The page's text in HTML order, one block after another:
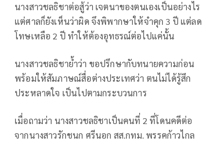
นางสาวชลธิชาต่อสู้ว่า เจตนาของตนเองเป็นอย่างไร
แต่ศาลก็ยังเห็นว่าผิด จึงพิพากษาให้จำคุก 3 ปี แต่ลด
โทษเหลือ 2 ปี ทำให้ต้องอุทธรณ์ต่อไปแค่นั้น
นางสาวชลธิชาย้ำว่า ขอปรึกษากับทนายความก่อน
พร้อมให้สัมภาษณ์สื่อต่างประเทศว่า ตนไม่ได้รู้สึก
ประหลาดใจ เป็นไปตามกระบวนการ
เมื่อถามว่า นางสาวชลธิชาเป็นคนที่ 2 ที่โดนคดีต่อ
จากนางสาวรักชนก ศรีนอก สส.กทม. พรรคก้าวไกล